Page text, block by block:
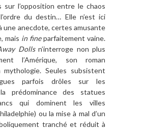
sur l’opposition entre le chaos
’ordre du destin… Elle n’est ici
une anecdote, certes amusante
mais in fineparfaitement vaine.
Dolls n’interroge non plus
l’Amérique, son roman
mythologie. Seules subsistent
parfois drôles sur les
la prédominance des statues
qui dominent les villes
ou la miseà mal d’un
tranchéet réduità